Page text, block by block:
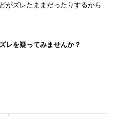
がズレたままだったりするから
レを疑ってみませんか？